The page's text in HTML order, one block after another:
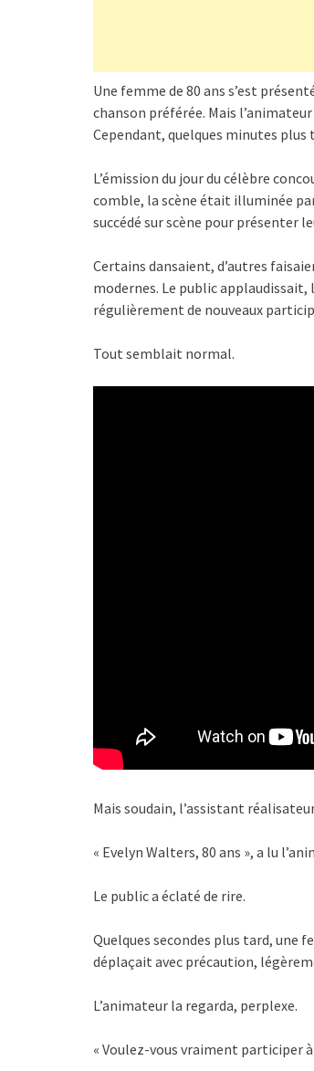
Une femme de 80 ans s’est
chanson préférée. Mais
Cependant, quelques minutes
L’émission du jour du célèbre
comble, la scène était illuminée
succédé sur scène pour présenter
Certains dansaient, d’autres
modernes. Le public
régulièrement de nouveaux
Tout semblait normal.
Mais soudain, l’assistant
« Evelyn Walters, 80 ans », a lu
Le public a éclaté de rire.
Quelques secondes plus tard, une
déplaçait avec précaution,
L’animateur la regarda, perplexe.
« Voulez-vous vraiment participer à